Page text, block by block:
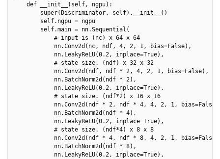
    def __init__(self, ngpu):
        super(Discriminator, self).__init__()
        self.ngpu = ngpu
        self.main = nn.Sequential(
            # input is (nc) x 64 x 64
            nn.Conv2d(nc, ndf, 4, 2, 1, bias=False),
            nn.LeakyReLU(0.2, inplace=True),
            # state size. (ndf) x 32 x 32
            nn.Conv2d(ndf, ndf * 2, 4, 2, 1, bias=False),
            nn.BatchNorm2d(ndf * 2),
            nn.LeakyReLU(0.2, inplace=True),
            # state size. (ndf*2) x 16 x 16
nn.Conv2d(ndf * 2, ndf * 4, 4, 2, 1,
            nn.BatchNorm2d(ndf * 4),
            nn.LeakyReLU(0.2, inplace=True),
            # state size. (ndf*4) x 8 x 8
nn.Conv2d(ndf * 4, ndf * 8, 4, 2, 1,
            nn.BatchNorm2d(ndf * 8),
            nn.LeakyReLU(0.2, inplace=True),